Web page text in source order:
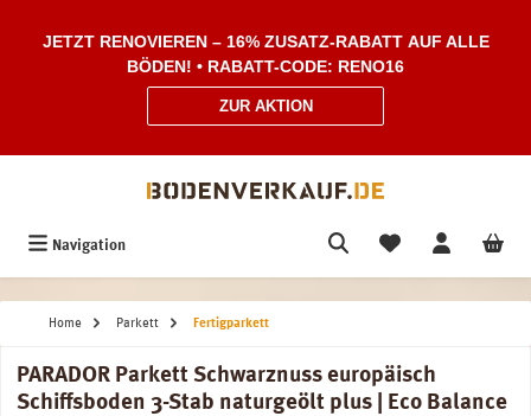
JETZT RENOVIEREN – 16% ZUSATZ-RABATT AUF ALLE
BÖDEN! • RABATT-CODE: RENO16
ZUR AKTION
Navigation
Home Parkett Fertigparkett
PARADOR Parkett Schwarznuss europäisch
Schiffsboden 3-Stab naturgeölt plus | Eco Balance